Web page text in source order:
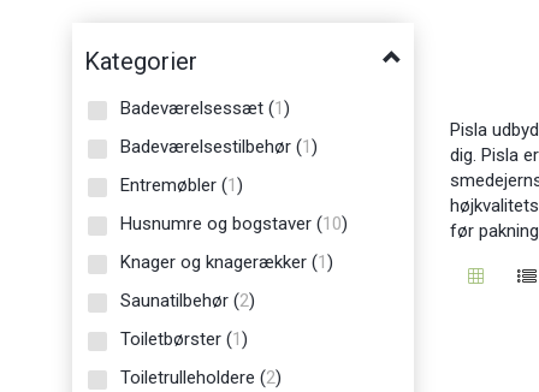
Kategorier
Badeværelsessæt (1)
Badeværelsestilbehør (1)
Entremøbler (1)
Husnumre og bogstaver (10)
Knager og knagerækker (1)
Saunatilbehør (2)
Toiletbørster (1)
Toiletrulleholdere (2)
Pisla
dig. Pisla
før